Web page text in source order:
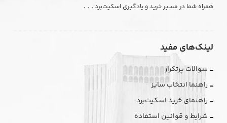
همراه شما در مسیر خرید و یادگیری اسکیت‌برد. . .
لینک‌های مفید
سوالات پرتکرار
راهنما انتخاب سایز
راهنمای خرید اسکیت‌برد
شرایط و قوانین استفاده